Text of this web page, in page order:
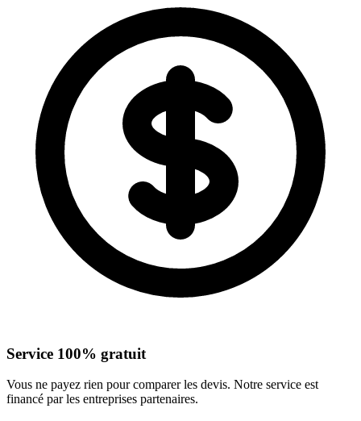
Service 100% gratuit
Vous ne payez rien pour comparer les devis. Notre service est
financé par les entreprises partenaires.